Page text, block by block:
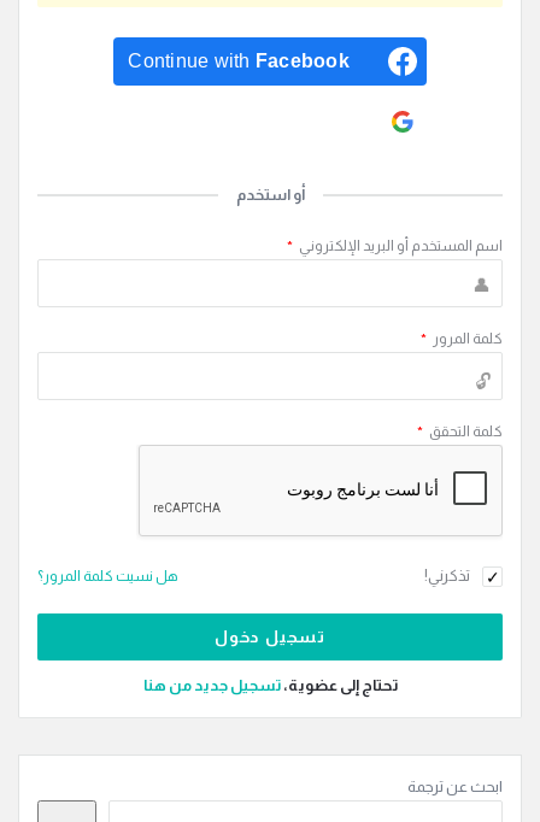
Continue with Facebook
أو استخدم
اسم المستخدم أو البريد الإلكتروني *
كلمة المرور *
كلمة التحقق *
تذكرني! هل نسيت كلمة المرور؟
تحتاج إلى عضوية،‫تسجيل جديد من هنا
الجانبية
ابحث عن ترجمة